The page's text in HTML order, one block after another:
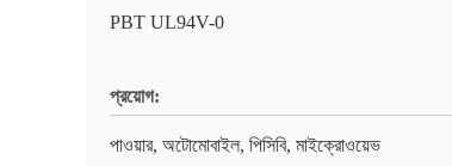
PBT UL94V-0
প্রয়োগ:
পাওয়ার, অটোমোবাইল, পিসিবি, মাইক্রোওয়েভ